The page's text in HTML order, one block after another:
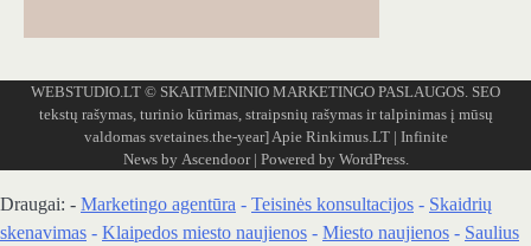
WEBSTUDIO.LT © SKAITMENINIO MARKETINGO PASLAUGOS. SEO
tekstų rašymas, turinio kūrimas, straipsnių rašymas ir talpinimas į mūsų
valdomas svetaines.the-year]Apie Rinkimus.LT| Infinite
News by Ascendoor| Powered by WordPress.
Draugai: - Marketingo agentūra - Teisinės konsultacijos - Skaidrių
skenavimas - Klaipedos miesto naujienos - Miesto naujienos - Saulius